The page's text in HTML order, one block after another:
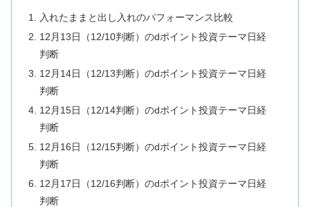
入れたままと出し入れのパフォーマンス比較
12月13日（12/10判断）のdポイント投資テーマ日経
判断
12月14日（12/13判断）のdポイント投資テーマ日経
判断
12月15日（12/14判断）のdポイント投資テーマ日経
判断
12月16日（12/15判断）のdポイント投資テーマ日経
判断
12月17日（12/16判断）のdポイント投資テーマ日経
判断